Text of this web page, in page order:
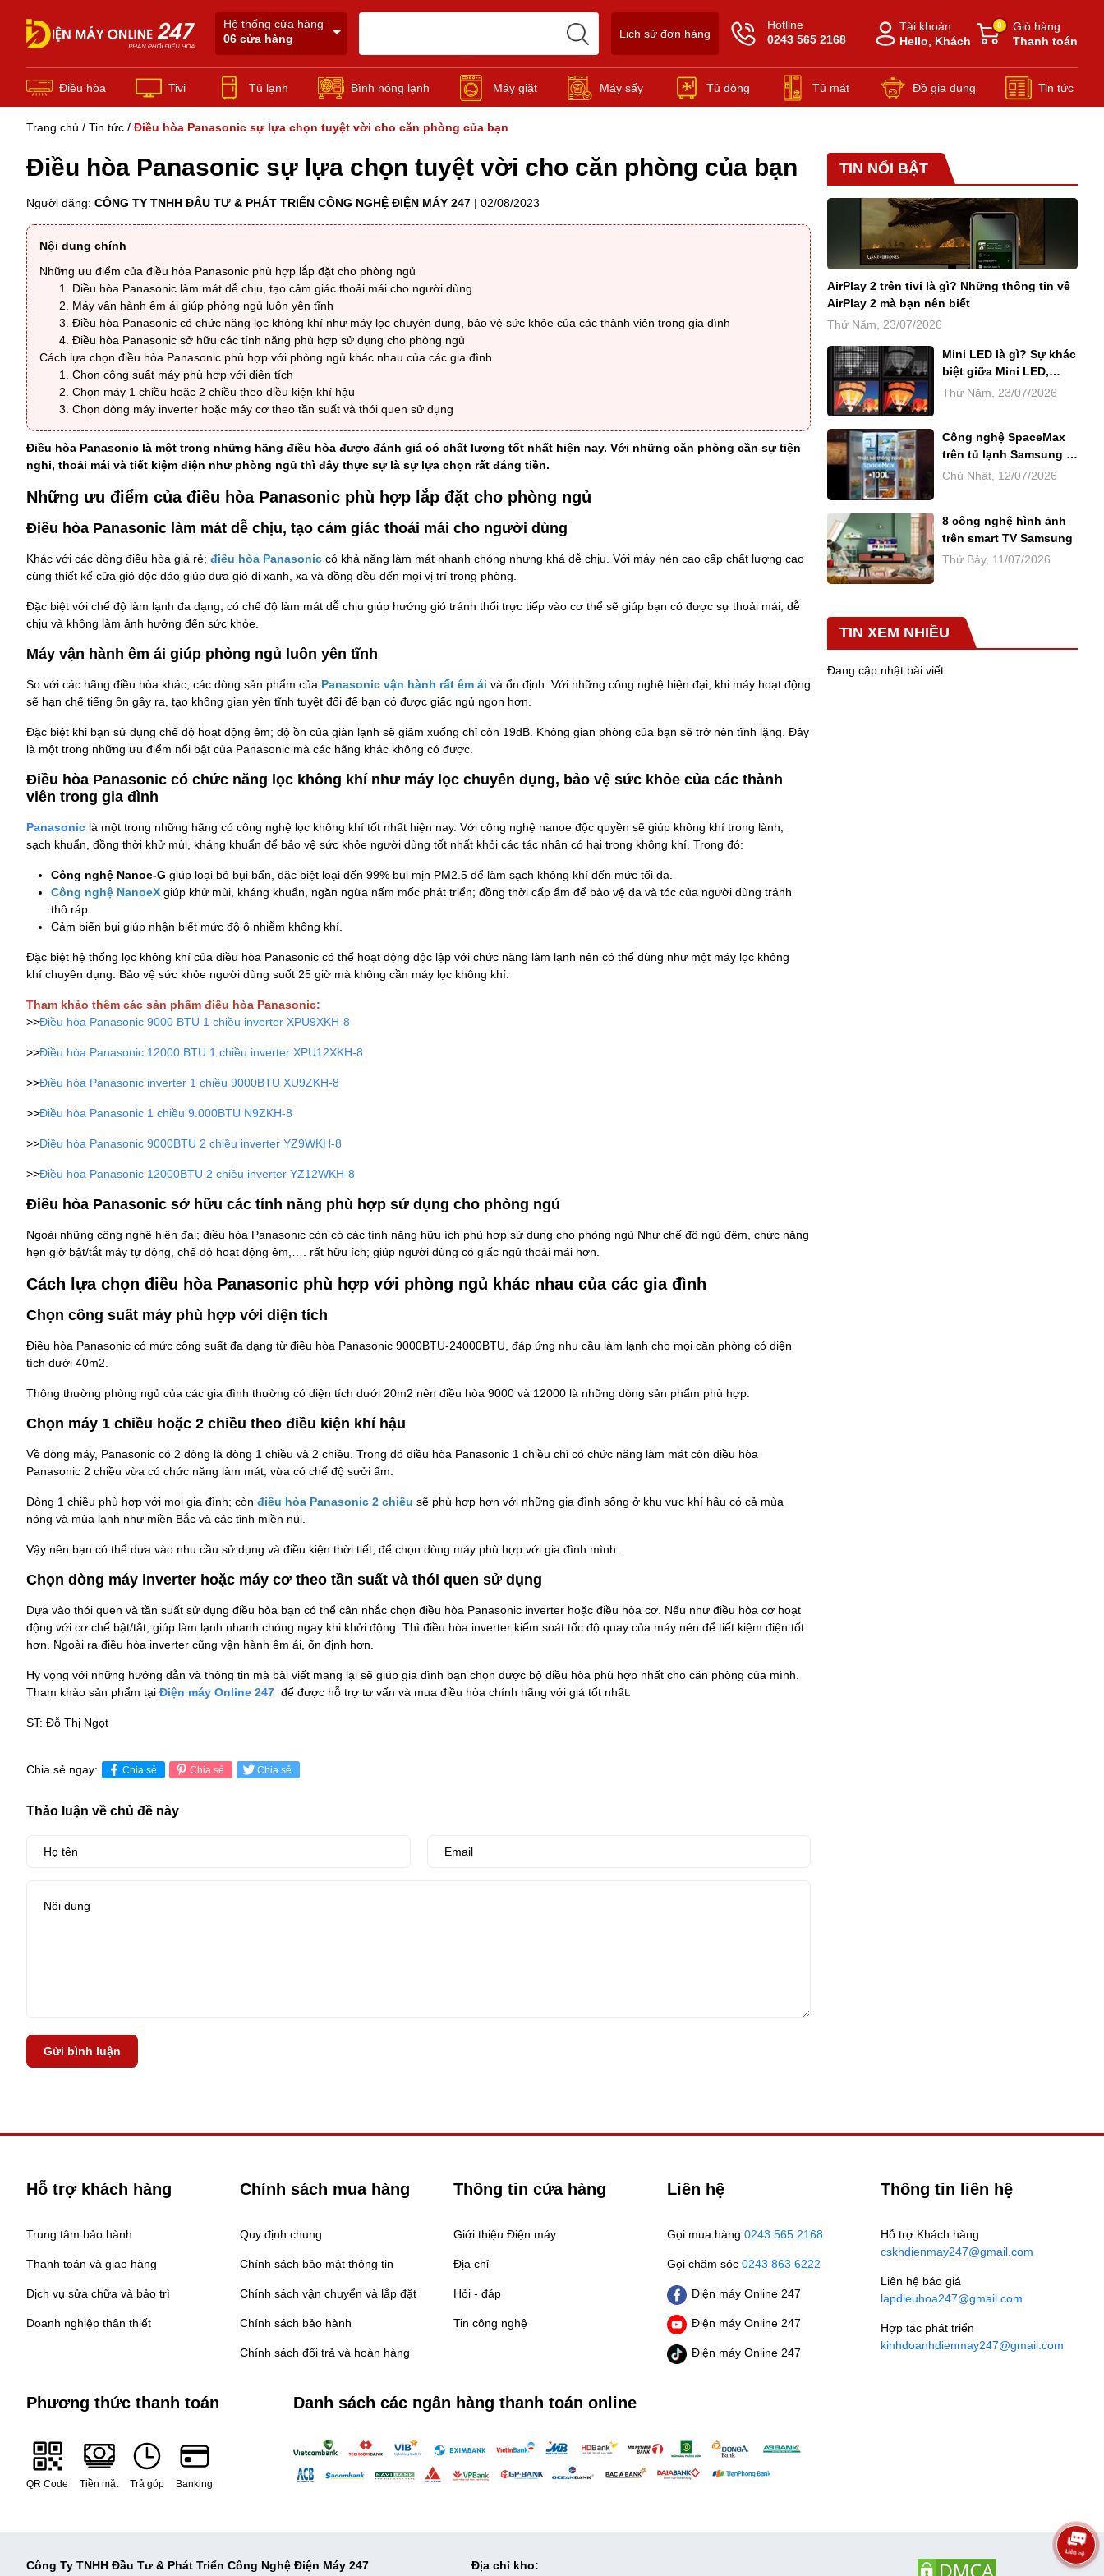
Hệ thống cửa hàng
06 cửa hàng
Lịch sử đơn hàng
Hotline
0243 565 2168
Tài khoản
Hello, Khách
Giỏ hàng
Thanh toán
0
Điều hòa Tivi Tủ lạnh Bình nóng lạnh Máy giặt Máy sấy Tủ đông Tủ mát Đồ gia dụng Tin tức
Điều Hòa Thương Mại
Trang chủ / Tin tức / Điều hòa Panasonic sự lựa chọn tuyệt vời cho căn phòng của bạn
Điều hòa Panasonic sự lựa chọn tuyệt vời cho căn phòng của bạn
Người đăng: CÔNG TY TNHH ĐẦU TƯ & PHÁT TRIỂN CÔNG NGHỆ ĐIỆN MÁY 247 | 02/08/2023
Nội dung chính
Những ưu điểm của điều hòa Panasonic phù hợp lắp đặt cho phòng ngủ
Điều hòa Panasonic làm mát dễ chịu, tạo cảm giác thoải mái cho người dùng
Máy vận hành êm ái giúp phỏng ngủ luôn yên tĩnh
Điều hòa Panasonic có chức năng lọc không khí như máy lọc chuyên dụng, bảo vệ sức khỏe của các thành viên trong gia đình
Điều hòa Panasonic sở hữu các tính năng phù hợp sử dụng cho phòng ngủ
Cách lựa chọn điều hòa Panasonic phù hợp với phòng ngủ khác nhau của các gia đình
Chọn công suất máy phù hợp với diện tích
Chọn máy 1 chiều hoặc 2 chiều theo điều kiện khí hậu
Chọn dòng máy inverter hoặc máy cơ theo tần suất và thói quen sử dụng
Điều hòa Panasonic là một trong những hãng điều hòa được đánh giá có chất lượng tốt nhất hiện nay. Với những căn phòng cần sự tiện
nghi, thoải mái và tiết kiệm điện như phòng ngủ thì đây thực sự là sự lựa chọn rất đáng tiền.
Những ưu điểm của điều hòa Panasonic phù hợp lắp đặt cho phòng ngủ
Điều hòa Panasonic làm mát dễ chịu, tạo cảm giác thoải mái cho người dùng
Khác với các dòng điều hòa giá rẻ; điều hòa Panasonic có khả năng làm mát nhanh chóng nhưng khá dễ chịu. Với máy nén cao cấp chất lượng cao
cùng thiết kế cửa gió độc đáo giúp đưa gió đi xanh, xa và đồng đều đến mọi vị trí trong phòng.
Đặc biệt với chế độ làm lạnh đa dạng, có chế độ làm mát dễ chịu giúp hướng gió tránh thổi trực tiếp vào cơ thể sẽ giúp bạn có được sự thoải mái, dễ
chịu và không làm ảnh hưởng đến sức khỏe.
Máy vận hành êm ái giúp phỏng ngủ luôn yên tĩnh
So với các hãng điều hòa khác; các dòng sản phẩm của Panasonic vận hành rất êm ái và ổn định. Với những công nghệ hiện đại, khi máy hoạt động
sẽ hạn chế tiếng ồn gây ra, tạo không gian yên tĩnh tuyệt đối để bạn có được giấc ngủ ngon hơn.
Đặc biệt khi bạn sử dụng chế độ hoạt động êm; độ ồn của giàn lạnh sẽ giảm xuống chỉ còn 19dB. Không gian phòng của bạn sẽ trở nên tĩnh lặng. Đây
là một trong những ưu điểm nổi bật của Panasonic mà các hãng khác không có được.
Điều hòa Panasonic có chức năng lọc không khí như máy lọc chuyên dụng, bảo vệ sức khỏe của các thành
viên trong gia đình
Panasonic là một trong những hãng có công nghệ lọc không khí tốt nhất hiện nay. Với công nghệ nanoe độc quyền sẽ giúp không khí trong lành,
sạch khuẩn, đồng thời khử mùi, kháng khuẩn để bảo vệ sức khỏe người dùng tốt nhất khỏi các tác nhân có hại trong không khí. Trong đó:
Công nghệ Nanoe-G giúp loại bỏ bụi bẩn, đặc biệt loại đến 99% bụi mịn PM2.5 để làm sạch không khí đến mức tối đa.
Công nghệ NanoeX giúp khử mùi, kháng khuẩn, ngăn ngừa nấm mốc phát triển; đồng thời cấp ẩm để bảo vệ da và tóc của người dùng tránh
thô ráp.
Cảm biến bụi giúp nhận biết mức độ ô nhiễm không khí.
Đặc biệt hệ thống lọc không khí của điều hòa Panasonic có thể hoạt động độc lập với chức năng làm lạnh nên có thể dùng như một máy lọc không
khí chuyên dụng. Bảo vệ sức khỏe người dùng suốt 25 giờ mà không cần máy lọc không khí.
Tham khảo thêm các sản phẩm điều hòa Panasonic:
>>Điều hòa Panasonic 9000 BTU 1 chiều inverter XPU9XKH-8
>>Điều hòa Panasonic 12000 BTU 1 chiều inverter XPU12XKH-8
>>Điều hòa Panasonic inverter 1 chiều 9000BTU XU9ZKH-8
>>Điều hòa Panasonic 1 chiều 9.000BTU N9ZKH-8
>>Điều hòa Panasonic 9000BTU 2 chiều inverter YZ9WKH-8
>>Điều hòa Panasonic 12000BTU 2 chiều inverter YZ12WKH-8
Điều hòa Panasonic sở hữu các tính năng phù hợp sử dụng cho phòng ngủ
Ngoài những công nghệ hiện đại; điều hòa Panasonic còn có các tính năng hữu ích phù hợp sử dụng cho phòng ngủ Như chế độ ngủ đêm, chức năng
hẹn giờ bật/tắt máy tự động, chế độ hoạt động êm,…. rất hữu ích; giúp người dùng có giấc ngủ thoải mái hơn.
Cách lựa chọn điều hòa Panasonic phù hợp với phòng ngủ khác nhau của các gia đình
Chọn công suất máy phù hợp với diện tích
Điều hòa Panasonic có mức công suất đa dạng từ điều hòa Panasonic 9000BTU-24000BTU, đáp ứng nhu cầu làm lạnh cho mọi căn phòng có diện
tích dưới 40m2.
Thông thường phòng ngủ của các gia đình thường có diện tích dưới 20m2 nên điều hòa 9000 và 12000 là những dòng sản phẩm phù hợp.
Chọn máy 1 chiều hoặc 2 chiều theo điều kiện khí hậu
Về dòng máy, Panasonic có 2 dòng là dòng 1 chiều và 2 chiều. Trong đó điều hòa Panasonic 1 chiều chỉ có chức năng làm mát còn điều hòa
Panasonic 2 chiều vừa có chức năng làm mát, vừa có chế độ sưởi ấm.
Dòng 1 chiều phù hợp với mọi gia đình; còn điều hòa Panasonic 2 chiều sẽ phù hợp hơn với những gia đình sống ở khu vực khí hậu có cả mùa
nóng và mùa lạnh như miền Bắc và các tỉnh miền núi.
Vậy nên bạn có thể dựa vào nhu cầu sử dụng và điều kiện thời tiết; để chọn dòng máy phù hợp với gia đình mình.
Chọn dòng máy inverter hoặc máy cơ theo tần suất và thói quen sử dụng
Dựa vào thói quen và tần suất sử dụng điều hòa bạn có thể cân nhắc chọn điều hòa Panasonic inverter hoặc điều hòa cơ. Nếu như điều hòa cơ hoạt
động với cơ chế bật/tắt; giúp làm lạnh nhanh chóng ngay khi khởi động. Thì điều hòa inverter kiểm soát tốc độ quay của máy nén để tiết kiệm điện tốt
hơn. Ngoài ra điều hòa inverter cũng vận hành êm ái, ổn định hơn.
Hy vọng với những hướng dẫn và thông tin mà bài viết mang lại sẽ giúp gia đình bạn chọn được bộ điều hòa phù hợp nhất cho căn phòng của mình.
Tham khảo sản phẩm tại Điện máy Online 247 để được hỗ trợ tư vấn và mua điều hòa chính hãng với giá tốt nhất.
ST: Đỗ Thị Ngọt
Chia sẻ ngay: Chia sẻ Chia sẻ Chia sẻ
Thảo luận về chủ đề này
Gửi bình luận
TIN NỔI BẬT
AirPlay 2 trên tivi là gì? Những thông tin về
AirPlay 2 mà bạn nên biết
Thứ Năm, 23/07/2026
Mini LED là gì? Sự khác
biệt giữa Mini LED,
LED, OLED và QLED
Thứ Năm, 23/07/2026
Công nghệ SpaceMax
trên tủ lạnh Samsung là
gì? Ưu điểm của công
Chủ Nhật, 12/07/2026
8 công nghệ hình ảnh
trên smart TV Samsung
Thứ Bảy, 11/07/2026
TIN XEM NHIỀU
Đang cập nhật bài viết
Hỗ trợ khách hàng
Trung tâm bảo hành
Thanh toán và giao hàng
Dịch vụ sửa chữa và bảo trì
Doanh nghiệp thân thiết
Chính sách mua hàng
Quy định chung
Chính sách bảo mật thông tin
Chính sách vận chuyển và lắp đặt
Chính sách bảo hành
Chính sách đổi trả và hoàn hàng
Thông tin cửa hàng
Giới thiệu Điện máy
Địa chỉ
Hỏi - đáp
Tin công nghệ
Liên hệ
Gọi mua hàng 0243 565 2168
Gọi chăm sóc 0243 863 6222
Điện máy Online 247
Điện máy Online 247
Điện máy Online 247
Thông tin liên hệ
Hỗ trợ Khách hàng
cskhdienmay247@gmail.com
Liên hệ báo giá
lapdieuhoa247@gmail.com
Hợp tác phát triển
kinhdoanhdienmay247@gmail.com
Phương thức thanh toán
QR Code Tiền mặt Trả góp Banking
Danh sách các ngân hàng thanh toán online
Công Ty TNHH Đầu Tư & Phát Triển Công Nghệ Điện Máy 247 Địa chỉ kho: